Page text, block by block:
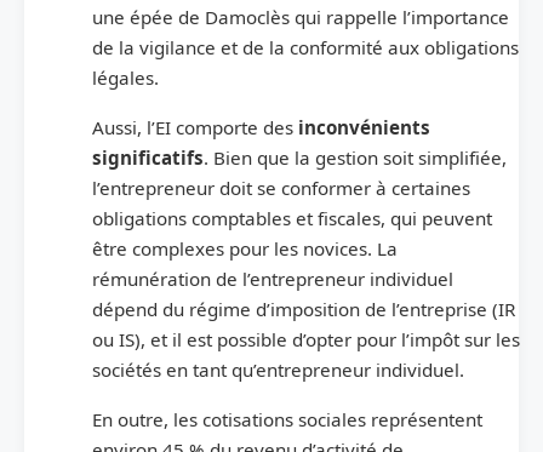
une épée de Damoclès qui rappelle l’importance
de la vigilance et de la conformité aux obligations
légales.
Aussi, l’EI comporte des inconvénients
significatifs. Bien que la gestion soit simplifiée,
l’entrepreneur doit se conformer à certaines
obligations comptables et fiscales, qui peuvent
être complexes pour les novices. La
rémunération de l’entrepreneur individuel
dépend du régime d’imposition de l’entreprise (IR
ou IS), et il est possible d’opter pour l’impôt sur les
sociétés en tant qu’entrepreneur individuel.
En outre, les cotisations sociales représentent